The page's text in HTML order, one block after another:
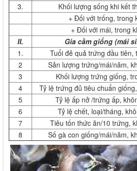
3.
Khối lượng sống khi kết
+ Đối với trống, trong
+ Đối với mái, trong
II.
Gia cầm giống (mái
1.
Tuổi đẻ quả trứng đầu tiên,
2
Sản lượng trứng/mái/năm,
3
Khối lượng trứng giống,
4
Tỷ lệ trứng đủ tiêu chuẩn
5
Tỷ lệ ấp nở /trứng ấp,
6
Tỷ lệ chết, loại/tháng,
7
Tiêu tốn thức ăn/10 trứng,
8
Số gà con giống/mái/năm,